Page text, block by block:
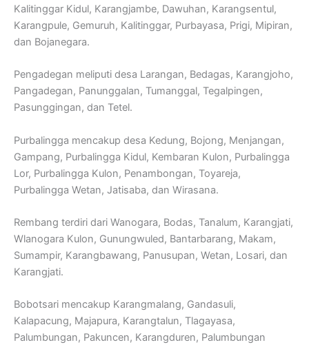
Kalitinggar Kidul, Karangjambe, Dawuhan, Karangsentul,
Karangpule, Gemuruh, Kalitinggar, Purbayasa, Prigi, Mipiran,
dan Bojanegara.
Pengadegan meliputi desa Larangan, Bedagas, Karangjoho,
Pangadegan, Panunggalan, Tumanggal, Tegalpingen,
Pasunggingan, dan Tetel.
Purbalingga mencakup desa Kedung, Bojong, Menjangan,
Gampang, Purbalingga Kidul, Kembaran Kulon, Purbalingga
Lor, Purbalingga Kulon, Penambongan, Toyareja,
Purbalingga Wetan, Jatisaba, dan Wirasana.
Rembang terdiri dari Wanogara, Bodas, Tanalum, Karangjati,
Wlanogara Kulon, Gunungwuled, Bantarbarang, Makam,
Sumampir, Karangbawang, Panusupan, Wetan, Losari, dan
Karangjati.
Bobotsari mencakup Karangmalang, Gandasuli,
Kalapacung, Majapura, Karangtalun, Tlagayasa,
Palumbungan, Pakuncen, Karangduren, Palumbungan